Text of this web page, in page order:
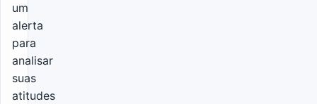
um
alerta
para
analisar
suas
atitudes